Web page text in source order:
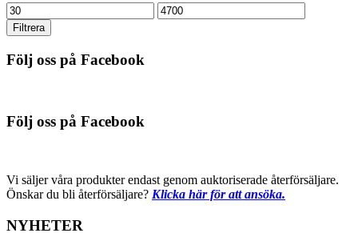
Min
pris
Max
pris
Filtrera
Följ oss på Facebook
Följ oss på Facebook
Vi säljer våra produkter endast genom auktoriserade återförsäljare.
Önskar du bli återförsäljare? Klicka här för att ansöka.
NYHETER